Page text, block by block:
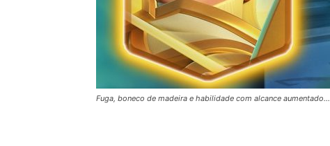
Fuga, boneco de madeira e habilidade com alcance aumentado...